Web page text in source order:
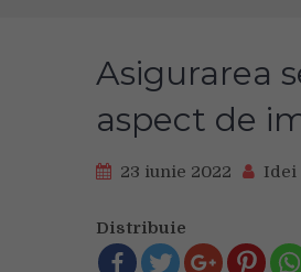
Asigurarea
aspect de
23 iunie 2022 Idei
Distribuie